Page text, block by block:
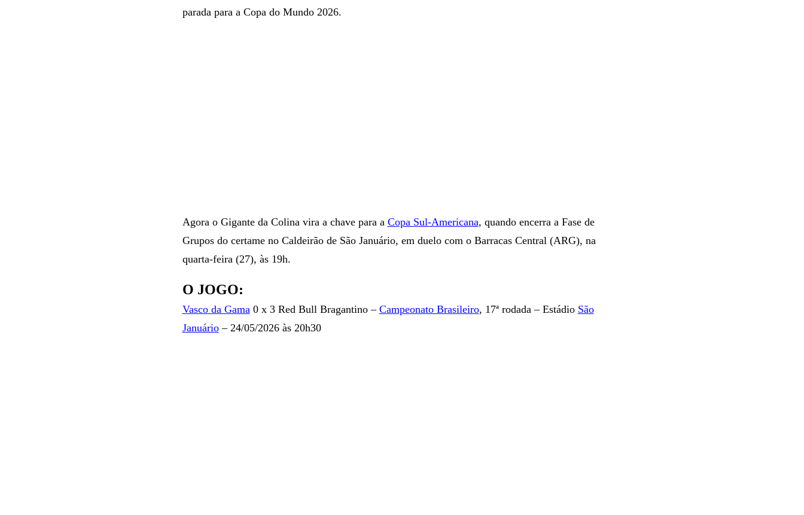
parada para a Copa do Mundo 2026.
Agora o Gigante da Colina vira a chave para a Copa Sul-Americana, quando encerra a Fase de
Grupos do certame no Caldeirão de São Januário, em duelo com o Barracas Central (ARG), na
quarta-feira (27), às 19h.
O JOGO:
Vasco da Gama 0 x 3 Red Bull Bragantino – Campeonato Brasileiro, 17ª rodada – Estádio São
Januário– 24/05/2026 às 20h30